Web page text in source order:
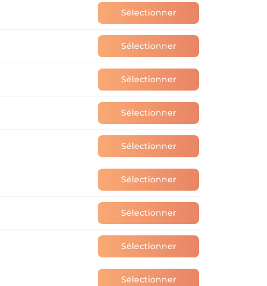
Sélectionner
Sélectionner
Sélectionner
Sélectionner
Sélectionner
Sélectionner
Sélectionner
Sélectionner
Sélectionner